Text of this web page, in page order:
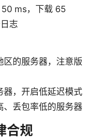
ms，下载 65
志
区的服务器，注意版
器，开启低延迟模式
、丢包率低的服务器
合规